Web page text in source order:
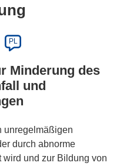
PL
Minderung des
und
unregelmäßigen
durch abnorme
wird und zur Bildung von